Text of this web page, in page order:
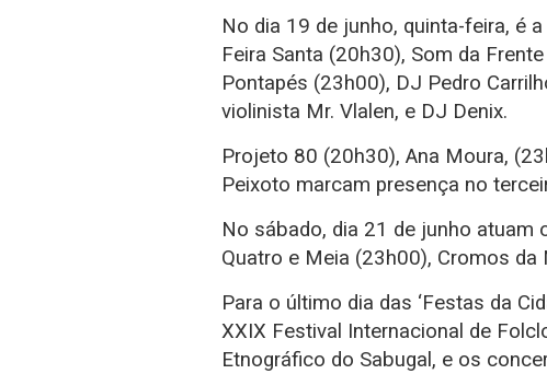
No dia 19 de junho, quinta-feira, é
Feira Santa (20h30), Som da
Pontapés (23h00), DJ Pedro
violinista Mr. Vlalen, e DJ Denix.
Projeto 80 (20h30), Ana Moura,
Peixoto marcam presença no
No sábado, dia 21 de junho atuam
Quatro e Meia (23h00), Cromos
Para o último dia das ‘Festas da
XXIX Festival Internacional de
Etnográfico do Sabugal, e os